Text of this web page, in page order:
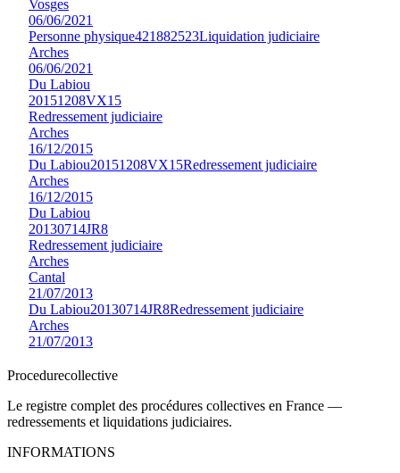
Vosges
06/06/2021
Personne physique421882523Liquidation judiciaire
Arches
06/06/2021
Du Labiou
20151208VX15
Redressement judiciaire
Arches
16/12/2015
Du Labiou20151208VX15Redressement judiciaire
Arches
16/12/2015
Du Labiou
20130714JR8
Redressement judiciaire
Arches
Cantal
21/07/2013
Du Labiou20130714JR8Redressement judiciaire
Arches
21/07/2013
Procedurecollective
Le registre complet des procédures collectives en France —
redressements et liquidations judiciaires.
INFORMATIONS